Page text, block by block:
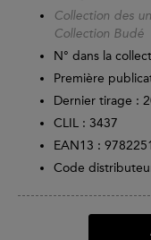
Collection des
Collection Budé
N° dans la
Première
Dernier tirage :
CLIL : 3437
EAN13 :
Code